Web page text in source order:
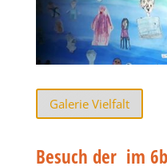
Galerie Vielfalt
Besuch der im